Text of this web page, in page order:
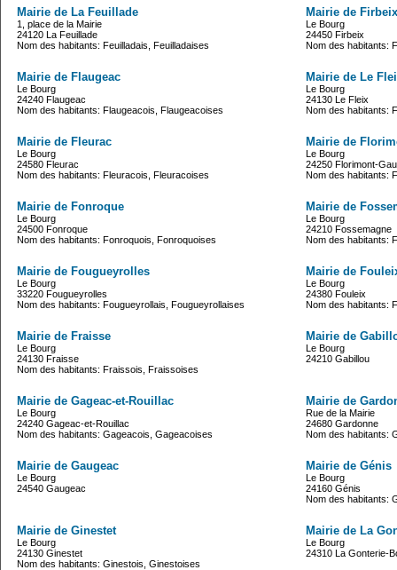
Mairie de La Feuillade
1, place de la Mairie
24120 La Feuillade
Nom des habitants: Feuilladais, Feuilladaises
Mairie de Firbeix
Le Bourg
24450 Firbeix
Nom des habitants:
Mairie de Flaugeac
Le Bourg
24240 Flaugeac
Nom des habitants: Flaugeacois, Flaugeacoises
Mairie de Le
Le Bourg
24130 Le Fleix
Nom des habitants:
Mairie de Fleurac
Le Bourg
24580 Fleurac
Nom des habitants: Fleuracois, Fleuracoises
Mairie de
Le Bourg
24250 Florimont-
Nom des habitants:
Mairie de Fonroque
Le Bourg
24500 Fonroque
Nom des habitants: Fonroquois, Fonroquoises
Mairie de
Le Bourg
24210 Fossemagne
Nom des habitants:
Mairie de Fougueyrolles
Le Bourg
33220 Fougueyrolles
Nom des habitants: Fougueyrollais, Fougueyrollaises
Mairie de
Le Bourg
24380 Fouleix
Nom des habitants:
Mairie de Fraisse
Le Bourg
24130 Fraisse
Nom des habitants: Fraissois, Fraissoises
Mairie de
Le Bourg
24210 Gabillou
Mairie de Gageac-et-Rouillac
Le Bourg
24240 Gageac-et-Rouillac
Nom des habitants: Gageacois, Gageacoises
Mairie de
Rue de la Mairie
24680 Gardonne
Nom des habitants:
Mairie de Gaugeac
Le Bourg
24540 Gaugeac
Mairie de Génis
Le Bourg
24160 Génis
Nom des habitants:
Mairie de Ginestet
Le Bourg
24130 Ginestet
Nom des habitants: Ginestois, Ginestoises
Mairie de La
Le Bourg
24310 La Gonterie-